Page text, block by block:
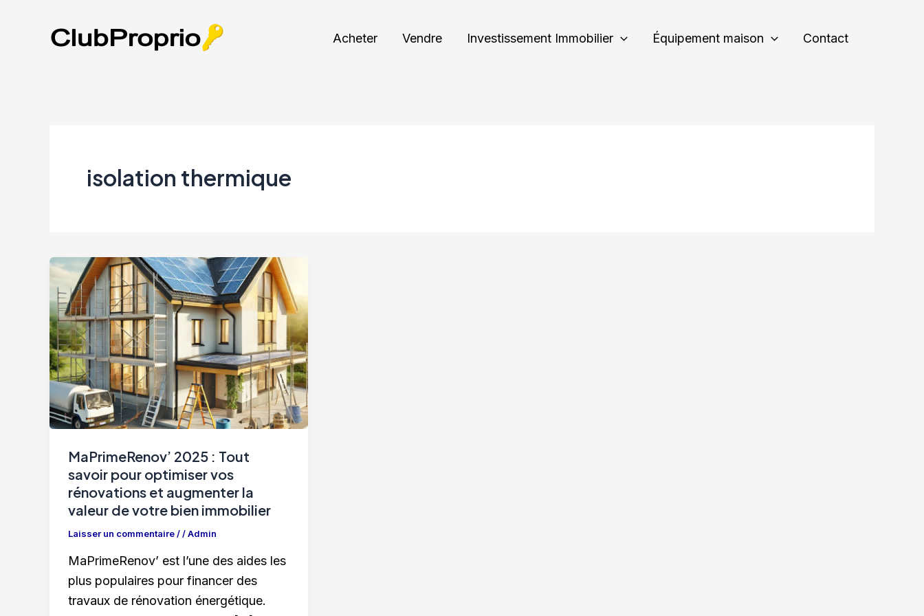
Acheter Vendre Investissement Immobilier Équipement maison Contact
isolation thermique
MaPrimeRenov’ 2025 : Tout
savoir pour optimiser vos
rénovations et augmenter la
valeur de votre bien immobilier
Laisser un commentaire//Admin
MaPrimeRenov’ est l’une des aides les
plus populaires pour financer des
travaux de rénovation énergétique.